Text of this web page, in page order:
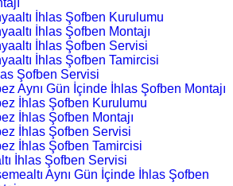
İhlas Şofben Kurulumu
İhlas Şofben Montajı
İhlas Şofben Servisi
İhlas Şofben Tamircisi
Şofben Servisi
Aynı Gün İçinde İhlas Şofben Montajı
İhlas Şofben Kurulumu
İhlas Şofben Montajı
İhlas Şofben Servisi
İhlas Şofben Tamircisi
İhlas Şofben Servisi
Aynı Gün İçinde İhlas Şofben